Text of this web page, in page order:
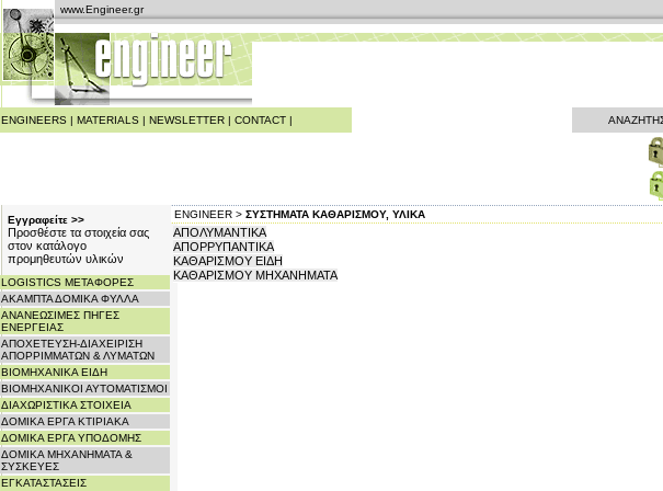
www.Engineer.gr
ENGINEERS | MATERIALS | NEWSLETTER | CONTACT |
Εγγραφείτε >>
Προσθέστε τα στοιχεία σας
στον κατάλογο
προμηθευτών υλικών
LOGISTICS ΜΕΤΑΦΟΡΕΣ
ΑΚΑΜΠΤΑ ΔΟΜΙΚΑ ΦΥΛΛΑ
ΑΝΑΝΕΩΣΙΜΕΣ ΠΗΓΕΣ
ΕΝΕΡΓΕΙΑΣ
ΑΠΟΧΕΤΕΥΣΗ-ΔΙΑΧΕΙΡΙΣΗ
ΑΠΟΡΡΙΜΜΑΤΩΝ & ΛΥΜΑΤΩΝ
ΒΙΟΜΗΧΑΝΙΚΑ ΕΙΔΗ
ΒΙΟΜΗΧΑΝΙΚΟΙ ΑΥΤΟΜΑΤΙΣΜΟΙ
ΔΙΑΧΩΡΙΣΤΙΚΑ ΣΤΟΙΧΕΙΑ
ΔΟΜΙΚΑ ΕΡΓΑ ΚΤΙΡΙΑΚΑ
ΔΟΜΙΚΑ ΕΡΓΑ ΥΠΟΔΟΜΗΣ
ΔΟΜΙΚΑ ΜΗΧΑΝΗΜΑΤΑ &
ΣΥΣΚΕΥΕΣ
ΕΓΚΑΤΑΣΤΑΣΕΙΣ
ENGINEER > ΣΥΣΤΗΜΑΤΑ ΚΑΘΑΡΙΣΜΟΥ, ΥΛΙΚΑ
ΑΠΟΛΥΜΑΝΤΙΚΑ
ΑΠΟΡΡΥΠΑΝΤΙΚΑ
ΚΑΘΑΡΙΣΜΟΥ ΕΙΔΗ
ΚΑΘΑΡΙΣΜΟΥ ΜΗΧΑΝΗΜΑΤΑ